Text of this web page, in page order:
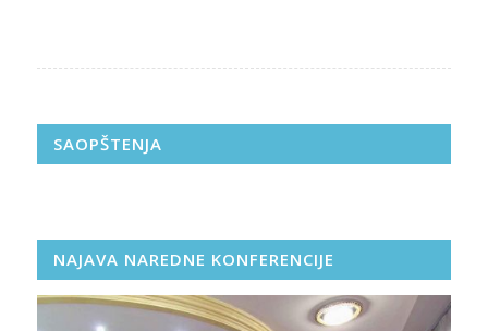
SAOPŠTENJA
NAJAVA NAREDNE KONFERENCIJE